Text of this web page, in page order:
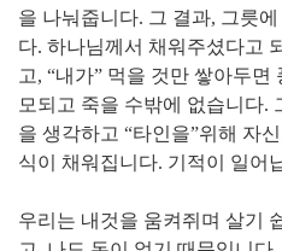
을 나눠줍니다. 그 결과, 그릇
다. 하나님께서 채워주셨다고
고, “내가” 먹을 것만 쌓아두
모되고 죽을 수밖에 없습니다.
을 생각하고 “타인을”위해 자
식이 채워집니다. 기적이 일어
우리는 내것을 움켜쥐며 살기